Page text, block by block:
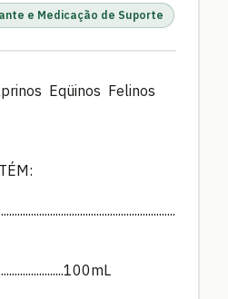
e Medicação de Suporte
Eqüinos Felinos